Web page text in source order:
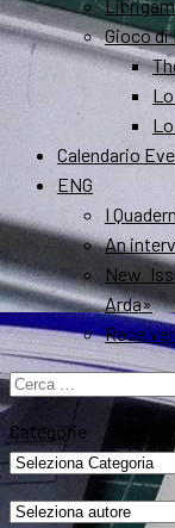
Gioco di
Calendario
ENG
I
An
New
Arda»
Ricerca
per:
Categorie